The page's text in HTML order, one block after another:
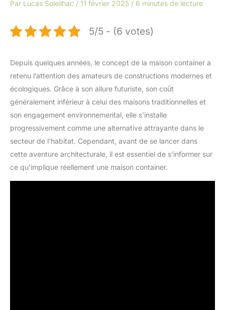
Par Lucas Soleilhac / 11 février 2025 / 6 minutes de lecture
5/5 - (6 votes)
Depuis quelques années, le concept de la maison container a
retenu l’attention des amateurs de constructions modernes et
écologiques. Grâce à son allure futuriste, son coût
généralement inférieur à celui des maisons traditionnelles et
son engagement environnemental, elle s’installe
progressivement comme une alternative attrayante dans le
secteur de l’habitat. Cependant, avant de se lancer dans
cette aventure architecturale, il est essentiel de s’informer sur
ce qu’implique réellement une maison container.